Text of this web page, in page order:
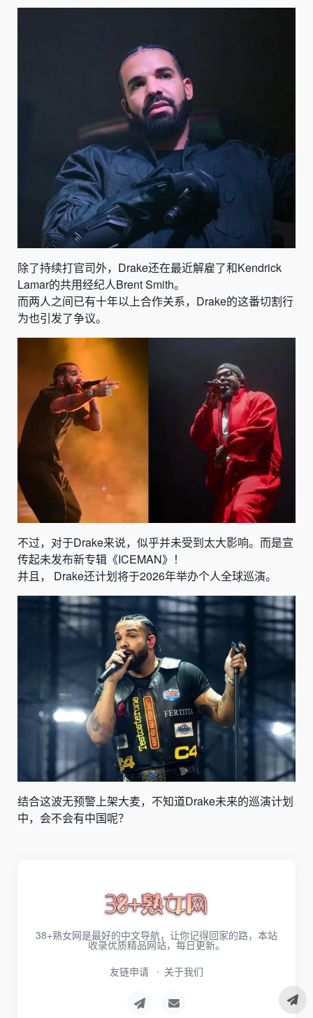
除了持续打官司外， Drake还在最近解雇了和Kendrick
Lamar的共用经纪人Brent Smith。
而两人之间已有十年以上合作关系，Drake的这番切割行
为也引发了争议。
不过，对于Drake来说，似乎并未受到太大影响。而是宣
传起未发布新专辑《ICEMAN》！
并且， Drake还计划将于2026年举办个人全球巡演。
结合这波无预警上架大麦，不知道Drake未来的巡演计划
中，会不会有中国呢？
38+熟女网是最好的中文导航，让你记得回家的路，本站
收录优质精品网站，每日更新。
友链申请
关于我们